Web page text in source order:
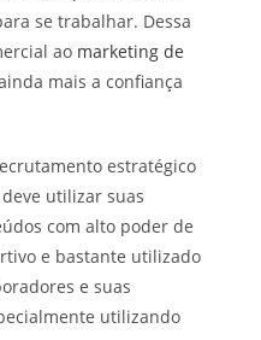
se trabalhar. Dessa
ao marketing de
mais a confiança
estratégico
utilizar suas
com alto poder de
e bastante utilizado
e suas
utilizando